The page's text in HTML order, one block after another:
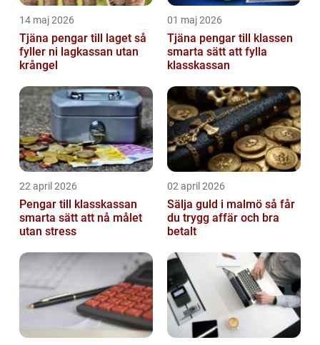
14 maj 2026
Tjäna pengar till laget så
fyller ni lagkassan utan
krångel
01 maj 2026
Tjäna pengar till klassen
smarta sätt att fylla
klasskassan
22 april 2026
Pengar till klasskassan
smarta sätt att nå målet
utan stress
02 april 2026
Sälja guld i malmö så får
du trygg affär och bra
betalt